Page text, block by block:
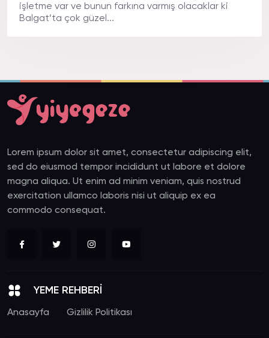
işletme var ve bunun farkına varmış olacaklar ki
Balgat’ta çok güzel...
Lorem ipsum dolor sit amet, consectetur adipiscing elit,
sed do eiusmod tempor incididunt ut labore et dolore
magna aliqua. Ut enim ad minim veniam, quis nostrud
exercitation ullamco laboris nisi ut aliquip ex ea
commodo consequat.
YEME REHBERİ
Anasayfa Gizlilik Politikası